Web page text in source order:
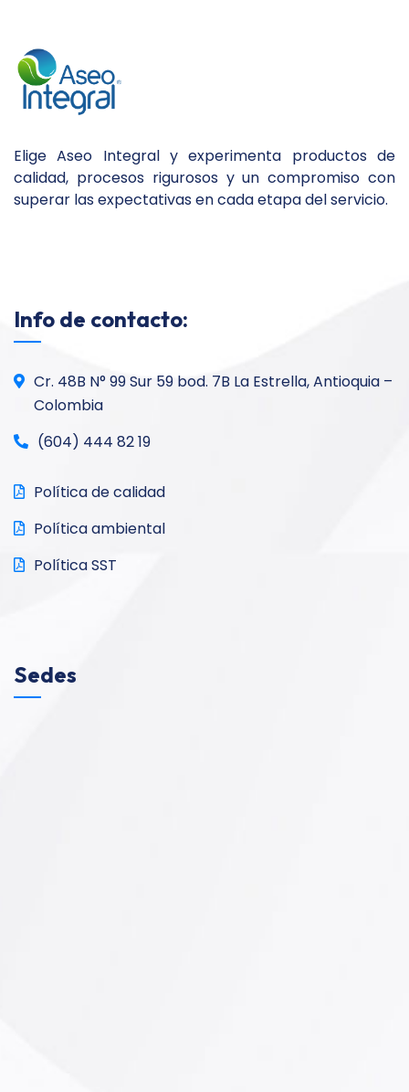
Elige Aseo Integral y experimenta productos de
calidad, procesos rigurosos y un compromiso con
superar las expectativas en cada etapa del servicio.
Info de contacto:
Cr. 48B N° 99 Sur 59 bod. 7B La Estrella, Antioquia –
Colombia
(604) 444 82 19
Política de calidad
Política ambiental
Política SST
Sedes